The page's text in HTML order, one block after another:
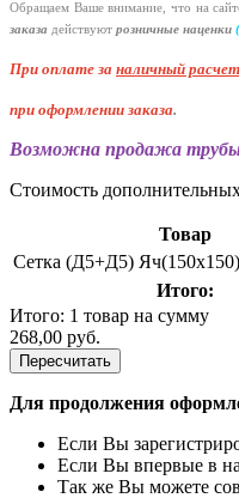
Обращаем Ваше внимание, что на
заказа действуют розничные наценки
При оплате за наличный расчет
при оформлении заказа.
Возможна продажа
Стоимость
Товар
Сетка (Д5+Д5)
Итого:
Итого: 1 товар на сумму
268,00 руб.
Пересчитать
Для продолжения
Если Вы
Если Вы впервые в
Так же Вы можете